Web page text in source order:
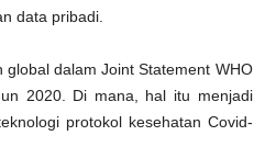
data pribadi.
dalam Joint Statement WHO
2020. Di mana, hal itu menjadi
protokol kesehatan Covid-